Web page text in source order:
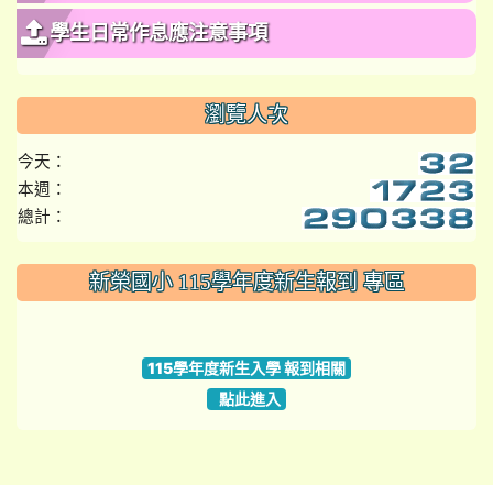
學生日常作息應注意事項
瀏覽人次
今天：
本週：
總計：
::: 新榮國小 115學年度新生報到 專區
115學年度新生入學 報到相關
點此進入